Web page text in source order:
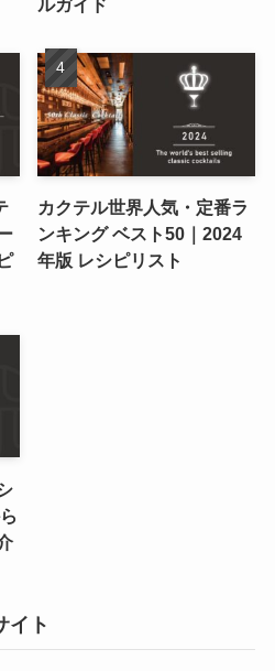
ルガイド
カクテル世界人気・定番ラ
ンキング ベスト50｜2024
年版 レシピリスト
イト